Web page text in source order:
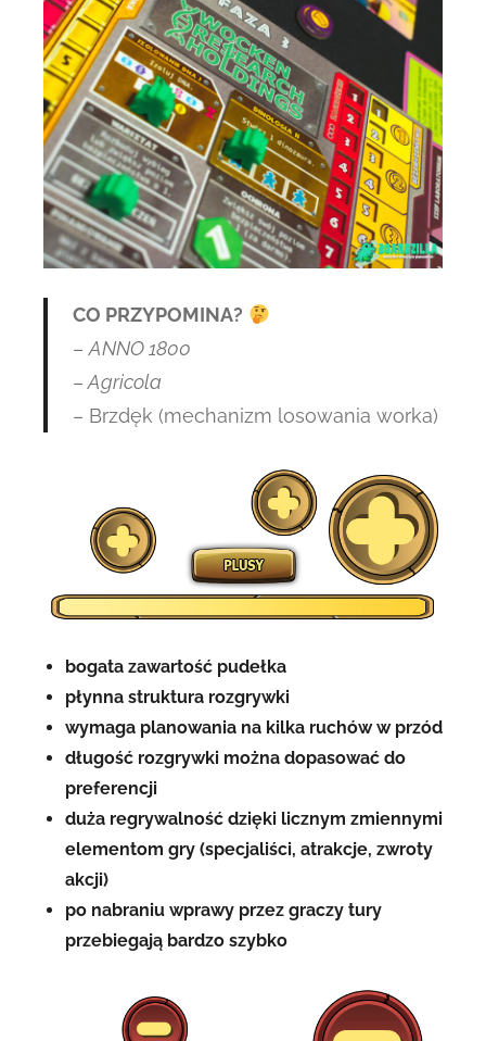
CO PRZYPOMINA?
–ANNO 1800
–Agricola
– Brzdęk (mechanizm losowania worka)
bogata zawartość pudełka
płynna struktura rozgrywki
wymaga planowania na kilka ruchów w przód
długość rozgrywki można dopasować do
preferencji
duża regrywalność dzięki licznym zmiennymi
elementom gry (specjaliści, atrakcje, zwroty
akcji)
po nabraniu wprawy przez graczy tury
przebiegają bardzo szybko